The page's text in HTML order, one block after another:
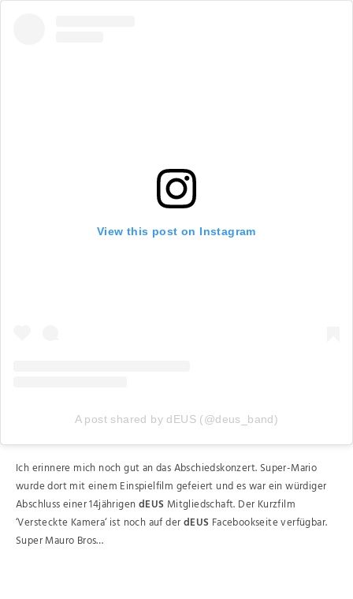
View this post on Instagram
A post shared by dEUS (@deus_band)
Ich erinnere mich noch gut an das Abschiedskonzert. Super-Mario
wurde dort mit einem Einspielfilm gefeiert und es war ein würdiger
Abschluss einer 14jährigendEUS Mitgliedschaft. Der Kurzfilm
‘Versteckte Kamera‘ ist noch auf derdEUS Facebookseite verfügbar.
Super Mauro Bros…